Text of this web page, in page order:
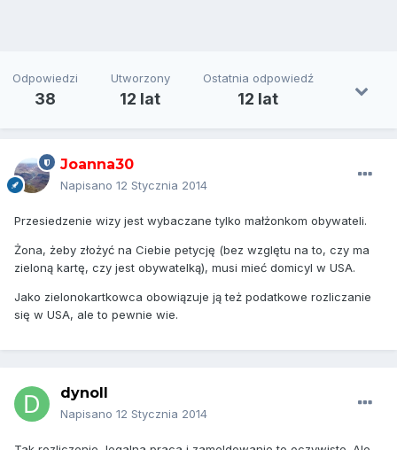
Odpowiedzi
38
Utworzony
12 lat
Ostatnia odpowiedź
12 lat
Joanna30
Napisano 12 Stycznia 2014
Przesiedzenie wizy jest wybaczane tylko małżonkom obywateli.
Żona, żeby złożyć na Ciebie petycję (bez wzglętu na to, czy ma
zieloną kartę, czy jest obywatelką), musi mieć domicyl w USA.
Jako zielonokartkowca obowiązuje ją też podatkowe rozliczanie
się w USA, ale to pewnie wie.
dynoll
Napisano 12 Stycznia 2014